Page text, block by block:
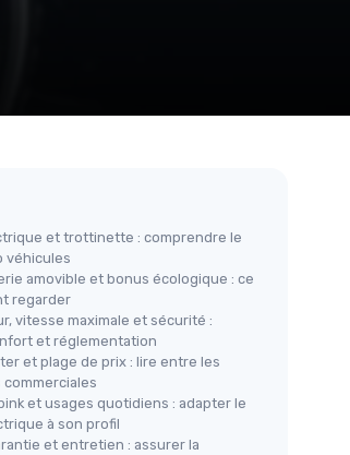
et trottinette : comprendre le
véhicules
amovible et bonus écologique : ce
regarder
vitesse maximale et sécurité :
et réglementation
et plage de prix : lire entre les
et usages quotidiens : adapter le
à son profil
et entretien : assurer la